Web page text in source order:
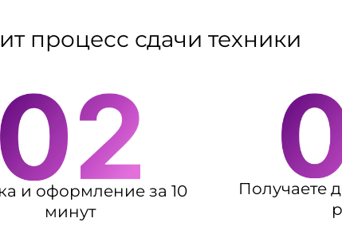
процесс сдачи техники
и оформление за 10
минут
Получаете